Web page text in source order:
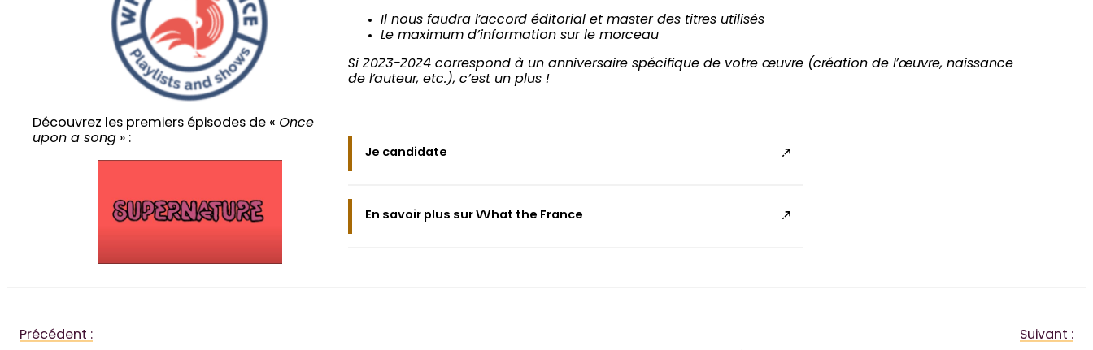
Découvrez les premiers épisodes de « Once
upon a song » :
Il nous faudra l’accord éditorial et master des titres utilisés
Le maximum d’information sur le morceau
Si 2023-2024 correspond à un anniversaire spécifique de votre œuvre (création de l’œuvre, naissance
de l’auteur, etc.), c’est un plus !
Je candidate
En savoir plus sur What the France
Précédent : Suivant :